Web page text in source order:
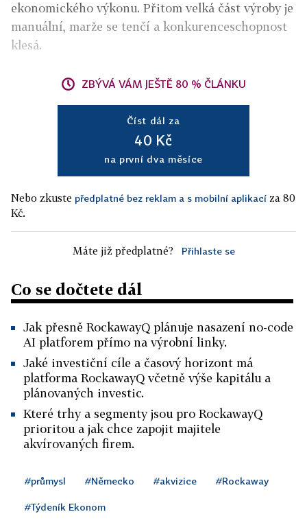
ekonomického výkonu. Přitom velká část výroby je
manuální, marže se tenčí a konkurenceschopnost
klesá.
ZBÝVÁ VÁM JEŠTĚ 80 % ČLÁNKU
Číst dál za
40 Kč
na první dva měsíce
Nebo zkuste předplatné bez reklam a s mobilní aplikací za 80
Kč.
Máte již předplatné? Přihlaste se
Co se dočtete dál
Jak přesně RockawayQ plánuje nasazení no-code
AI platforem přímo na výrobní linky.
Jaké investiční cíle a časový horizont má
platforma RockawayQ včetně výše kapitálu a
plánovaných investic.
Které trhy a segmenty jsou pro RockawayQ
prioritou a jak chce zapojit majitele
akvírovaných firem.
#průmysl #Německo #akvizice #Rockaway
#Týdeník Ekonom